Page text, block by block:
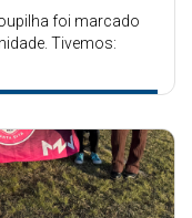
foi marcado
Tivemos: